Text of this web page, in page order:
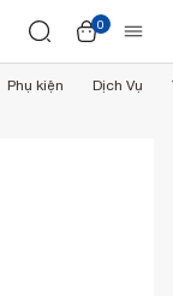
0
Phụ kiện Dịch Vụ